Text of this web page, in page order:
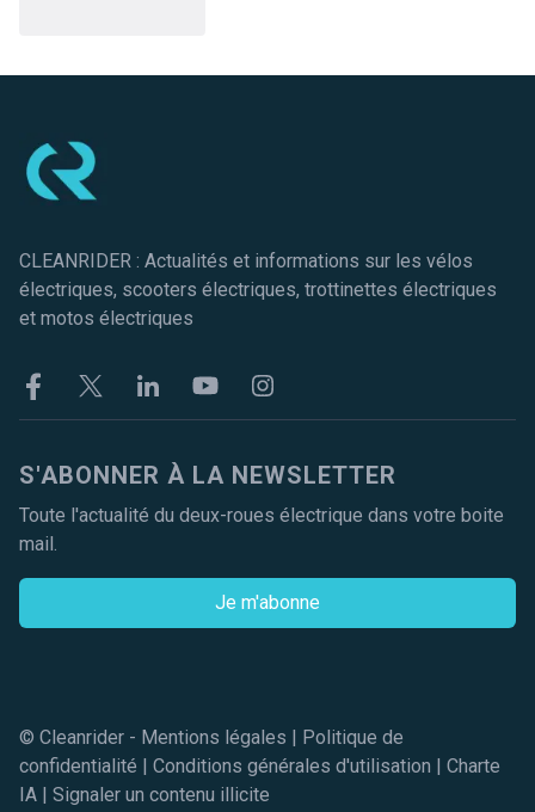
CLEANRIDER : Actualités et informations sur les vélos
électriques, scooters électriques, trottinettes électriques
et motos électriques
FacebookTwitter LinkekinYoutubeInstagram
S'ABONNER À LA NEWSLETTER
Toute l'actualité du deux-roues électrique dans votre boite
mail.
Je m'abonne
© Cleanrider - Mentions légales | Politique de
confidentialité | Conditions générales d'utilisation | Charte
IA | Signaler un contenu illicite